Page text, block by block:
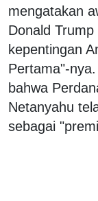
mengatakan
Donald
kepentingan
Pertama"-
bahwa
Netanyahu
sebagai